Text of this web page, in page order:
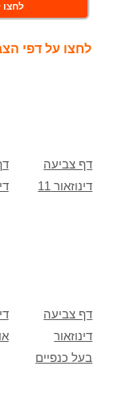
לחצו
לחצו על דפי
דף צביעה
דינוזאור 11
דף צביעה
דינוזאור
בעל כנפיים